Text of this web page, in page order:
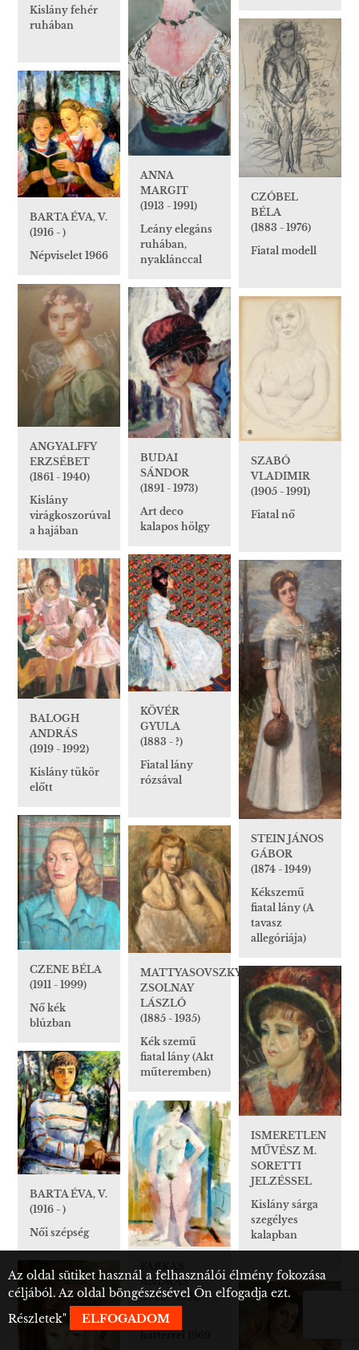
Kislány fehér
ruhában
ANNA
MARGIT
(1913 - 1991)
Leány elegáns
ruhában,
nyaklánccal
CZÓBEL
BÉLA
(1883 - 1976)
Fiatal modell
BARTA ÉVA, V.
(1916 - )
Népviselet 1966
ANGYALFFY
ERZSÉBET
(1861 - 1940)
Kislány
virágkoszorúval
a hajában
BUDAI
SÁNDOR
(1891 - 1973)
Art deco
kalapos hölgy
SZABÓ
VLADIMIR
(1905 - 1991)
Fiatal nő
KÖVÉR
GYULA
(1883 - ?)
Fiatal lány
rózsával
BALOGH
ANDRÁS
(1919 - 1992)
Kislány tükör
előtt
STEIN JÁNOS
GÁBOR
(1874 - 1949)
Kékszemű
fiatal lány (A
tavasz
allegóriája)
CZENE BÉLA
(1911 - 1999)
Nő kék
blúzban
MATTYASOVSZKY-
ZSOLNAY
LÁSZLÓ
(1885 - 1935)
Kék szemű
fiatal lány (Akt
műteremben)
ISMERETLEN
MŰVÉSZ M.
SORETTI
JELZÉSSEL
Kislány sárga
szegélyes
kalapban
BARTA ÉVA, V.
(1916 - )
Női szépség
ANDRÁS
(1920 - 1991)
Akt kék
Az oldal sütiket használ a felhasználói élmény fokozása
céljából. Az oldal böngészésével Ön elfogadja ezt.
Részletek" ELFOGADOM